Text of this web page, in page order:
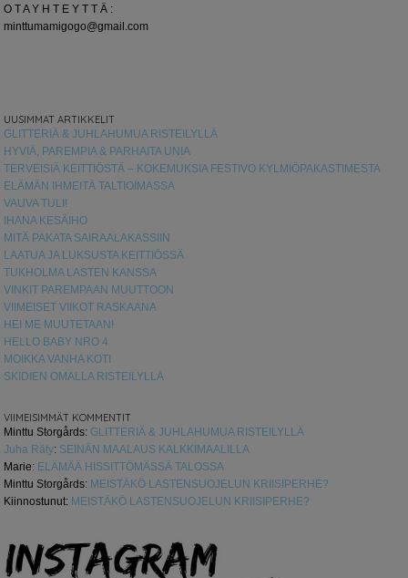
O T A Y H T E Y T T Ä :
minttumamigogo@gmail.com
UUSIMMAT ARTIKKELIT
GLITTERIÄ & JUHLAHUMUA RISTEILYLLÄ
HYVIÄ, PAREMPIA & PARHAITA UNIA
TERVEISIÄ KEITTIÖSTÄ – KOKEMUKSIA FESTIVO KYLMIÖPAKASTIMESTA
ELÄMÄN IHMEITÄ TALTIOIMASSA
VAUVA TULI!
IHANA KESÄIHO
MITÄ PAKATA SAIRAALAKASSIIN
LAATUA JA LUKSUSTA KEITTIÖSSÄ
TUKHOLMA LASTEN KANSSA
VINKIT PAREMPAAN MUUTTOON
VIIMEISET VIIKOT RASKAANA
HEI ME MUUTETAAN!
HELLO BABY NRO 4
MOIKKA VANHA KOTI
SKIDIEN OMALLA RISTEILYLLÄ
VIIMEISIMMÄT KOMMENTIT
Minttu Storgårds: GLITTERIÄ & JUHLAHUMUA RISTEILYLLÄ
Juha Räty: SEINÄN MAALAUS KALKKIMAALILLA
Marie: ELÄMÄÄ HISSITTÖMÄSSÄ TALOSSA
Minttu Storgårds: MEISTÄKÖ LASTENSUOJELUN KRIISIPERHE?
Kiinnostunut: MEISTÄKÖ LASTENSUOJELUN KRIISIPERHE?